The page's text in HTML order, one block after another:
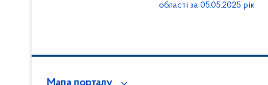
області за 05.05.2025 рік